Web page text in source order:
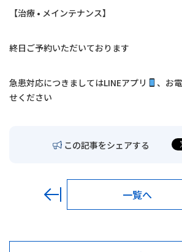
お知らせ
交通アクセス
お問い合わせ
【治療 • メインテナンス】
終日ご予約いただいております
急患対応につきましてはLINEアプリ 、お
せください
この記事をシェアする
一覧へ